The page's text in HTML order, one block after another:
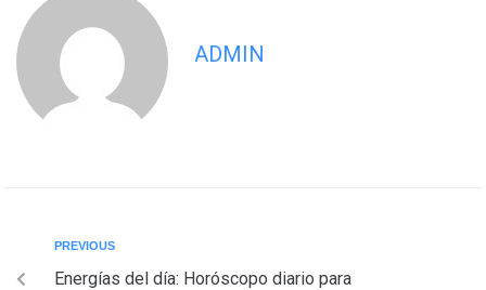
ADMIN
PREVIOUS
Energías del día: Horóscopo diario para